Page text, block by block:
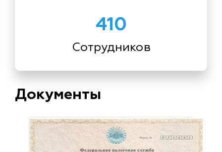
410
Сотрудников
Документы